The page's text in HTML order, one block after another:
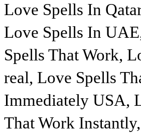
Love Spells In
Love Spells In
Spells That Work,
real, Love Spells
Immediately USA,
That Work